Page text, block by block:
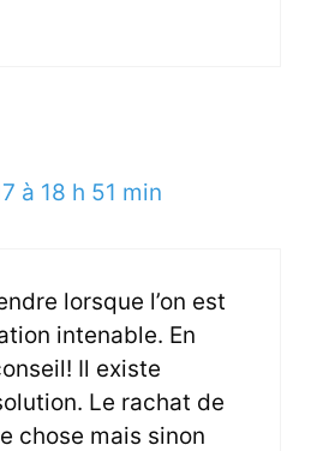
à 18 h 51 min
lorsque l’on est
intenable. En
Il existe
Le rachat de
chose mais sinon